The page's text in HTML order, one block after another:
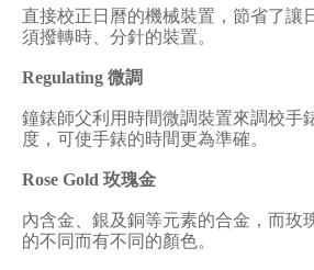
直接校正日曆的機械裝置，節省了讓
須撥轉時、分針的裝置。
Regulating 微調
鐘錶師父利用時間微調裝置來調校手
度，可使手錶的時間更為準確。
Rose Gold 玫瑰金
內含金、銀及銅等元素的合金，而玫
的不同而有不同的顏色。